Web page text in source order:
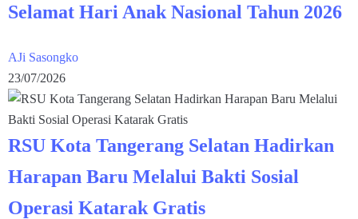
Selamat Hari Anak Nasional Tahun 2026
AJi Sasongko
23/07/2026
RSU Kota Tangerang Selatan Hadirkan
Harapan Baru Melalui Bakti Sosial
Operasi Katarak Gratis